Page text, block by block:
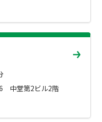
はこちら
中堂第2ビル2階